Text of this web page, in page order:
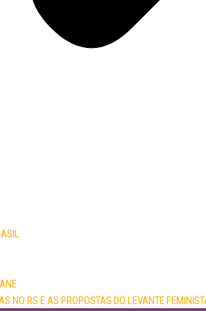
NO RS E AS PROPOSTAS DO LEVANTE